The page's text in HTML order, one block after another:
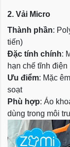
2. Vải Micro
Thành phần:
tiến)
Đặc tính chính:
hạn chế tĩnh điện
Ưu điểm: Mặc
soạt
Phù hợp: Áo
dùng trong môi